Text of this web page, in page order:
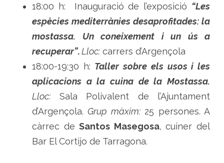
18:00 h: Inauguració de l’exposició “Les
espècies mediterrànies desaprofitades: la
mostassa. Un coneixement i un ús a
recuperar”.Lloc: carrers d’Argençola
18:00-19:30 h: Taller sobre els usos i les
aplicacions a la cuina de la Mostassa.
Lloc: Sala Polivalent de l’Ajuntament
d’Argençola.Grup màxim:25 persones. A
càrrec deSantos Masegosa, cuiner del
Bar El Cortijo de Tarragona.